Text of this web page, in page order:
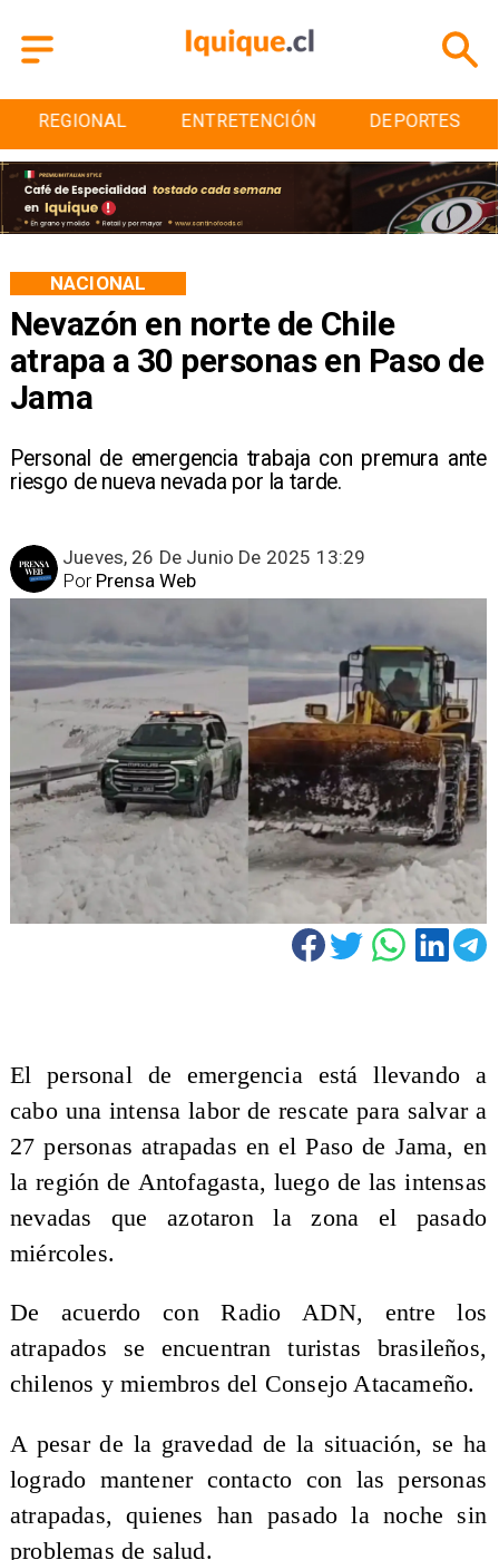
ENTRETENCIÓN DEPORTES CULTURA
Nevazón en norte de Chile
atrapa a 30 personas en Paso de
Jama
Personal de emergencia trabaja con premura ante
riesgo de nueva nevada por la tarde.
NACIONAL
Jueves, 26 De Junio De 2025 13:29
Prensa Web
Por
El personal de emergencia está llevando a
cabo una intensa labor de rescate para salvar a
27 personas atrapadas en el Paso de Jama, en
la región de Antofagasta, luego de las intensas
nevadas que azotaron la zona el pasado
miércoles.
De acuerdo con Radio ADN, entre los
atrapados se encuentran turistas brasileños,
chilenos y miembros del Consejo Atacameño.
A pesar de la gravedad de la situación, se ha
logrado mantener contacto con las personas
atrapadas, quienes han pasado la noche sin
problemas de salud.